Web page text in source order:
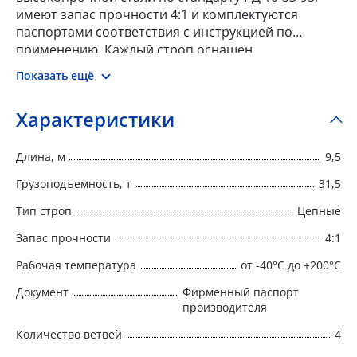
имеют запас прочности 4:1 и комплектуются
паспортами соответствия с инструкцией по
применению. Каждый строп оснащен
металлической биркой, на которой указан номер,
тип, г/п, длина, запас прочности, дата
Показать ещё
Характеристики
Длина, м
9,5
Грузоподъемность, т
31,5
Тип строп
Цепные
Запас прочности
4:1
Рабочая температура
от -40°C до +200°C
Документ
Фирменный паспорт
производителя
Количество ветвей
4